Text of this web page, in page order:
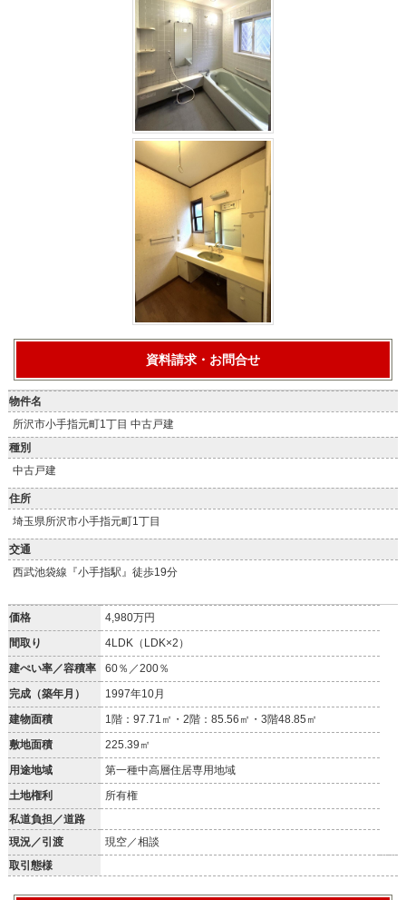
資料請求・お問合せ
物件名
所沢市小手指元町1丁目 中古戸建
種別
中古戸建
住所
埼玉県所沢市小手指元町1丁目
交通
西武池袋線『小手指駅』徒歩19分
価格
4,980万円
間取り
4LDK（LDK×2）
建ぺい率／容積率
60％／200％
完成（築年月）
1997年10月
建物面積
1階：97.71㎡・2階：85.56㎡・3階48.85㎡
敷地面積
225.39㎡
用途地域
第一種中高層住居専用地域
土地権利
所有権
私道負担／道路
現況／引渡
現空／相談
取引態様